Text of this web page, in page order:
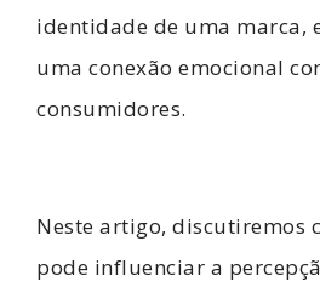
identidade de uma marca,
uma conexão emocional
consumidores.
Neste artigo, discutiremos
pode influenciar a